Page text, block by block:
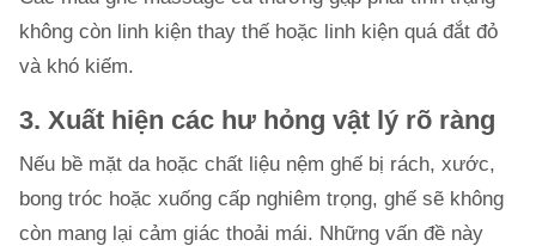
không còn linh kiện thay thế hoặc linh kiện quá đắt đỏ
và khó kiếm.
3. Xuất hiện các hư hỏng vật lý rõ ràng
Nếu bề mặt da hoặc chất liệu nệm ghế bị rách, xước,
bong tróc hoặc xuống cấp nghiêm trọng, ghế sẽ không
còn mang lại cảm giác thoải mái. Những vấn đề này